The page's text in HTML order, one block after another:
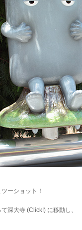
ーショット！
て深大寺 (Click!)に移動し、